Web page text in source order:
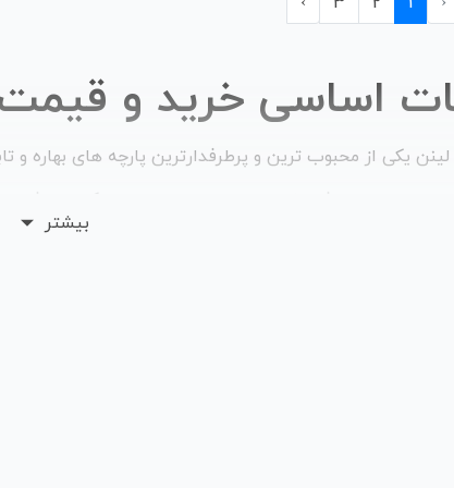
اساسی خرید و قیمت
لینن یکی از محبوب ‌ترین و پرطرفدارترین پارچه های بهاره و
بیشتر